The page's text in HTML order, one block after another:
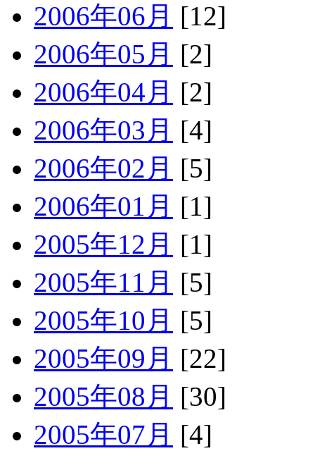
2006年06月 [12]
2006年05月 [2]
2006年04月 [2]
2006年03月 [4]
2006年02月 [5]
2006年01月 [1]
2005年12月 [1]
2005年11月 [5]
2005年10月 [5]
2005年09月 [22]
2005年08月 [30]
2005年07月 [4]